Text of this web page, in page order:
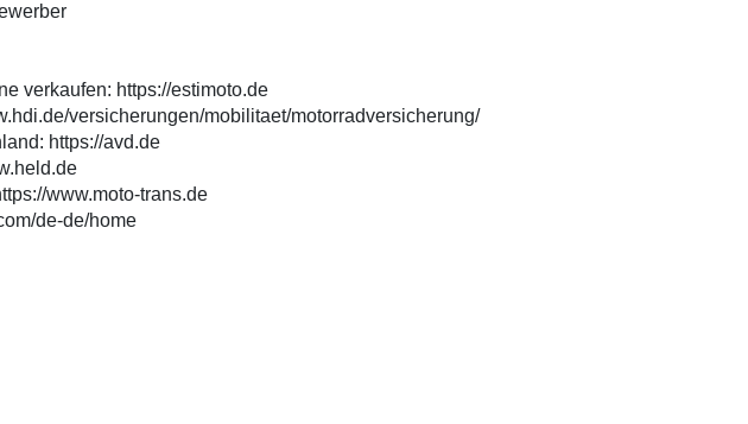
verkaufen: https://estimoto.de
versicherungen/mobilitaet/motorradversicherung/
https://avd.de
www.moto-trans.de
de-de/home